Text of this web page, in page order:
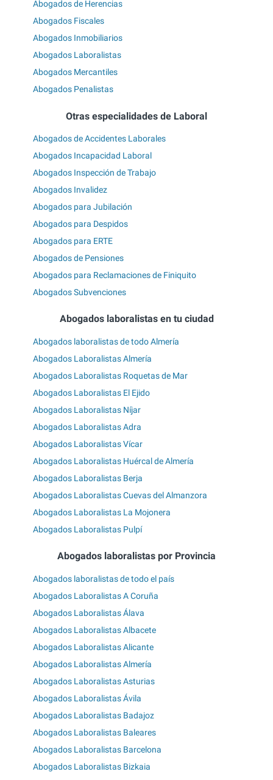
Abogados de Herencias
Abogados Fiscales
Abogados Inmobiliarios
Abogados Laboralistas
Abogados Mercantiles
Abogados Penalistas
Otras especialidades de Laboral
Abogados de Accidentes Laborales
Abogados Incapacidad Laboral
Abogados Inspección de Trabajo
Abogados Invalidez
Abogados para Jubilación
Abogados para Despidos
Abogados para ERTE
Abogados de Pensiones
Abogados para Reclamaciones de Finiquito
Abogados Subvenciones
Abogados laboralistas en tu ciudad
Abogados laboralistas de todo Almería
Abogados Laboralistas Almería
Abogados Laboralistas Roquetas de Mar
Abogados Laboralistas El Ejido
Abogados Laboralistas Níjar
Abogados Laboralistas Adra
Abogados Laboralistas Vícar
Abogados Laboralistas Huércal de Almería
Abogados Laboralistas Berja
Abogados Laboralistas Cuevas del Almanzora
Abogados Laboralistas La Mojonera
Abogados Laboralistas Pulpí
Abogados laboralistas por Provincia
Abogados laboralistas de todo el país
Abogados Laboralistas A Coruña
Abogados Laboralistas Álava
Abogados Laboralistas Albacete
Abogados Laboralistas Alicante
Abogados Laboralistas Almería
Abogados Laboralistas Asturias
Abogados Laboralistas Ávila
Abogados Laboralistas Badajoz
Abogados Laboralistas Baleares
Abogados Laboralistas Barcelona
Abogados Laboralistas Bizkaia